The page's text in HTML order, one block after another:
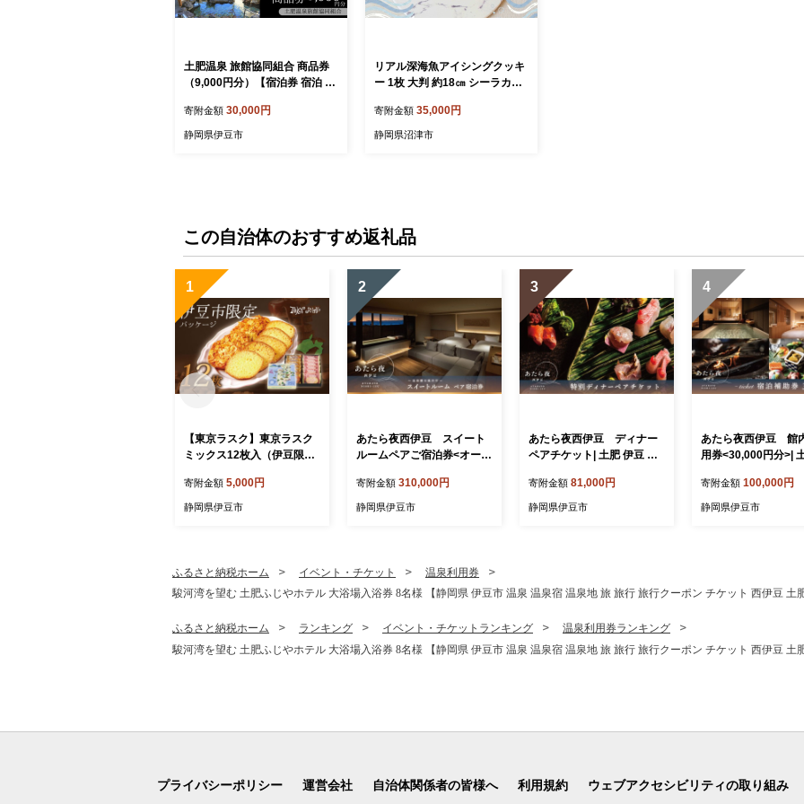
土肥温泉 旅館協同組合 商品券
（9,000円分）【宿泊券 宿泊 温
食事券 協同組合 静岡県 伊豆
市 静岡 伊豆 共通 旅館協同組
類 魚介 海鮮】B-055
寄附金額 30,000円
静岡県伊豆市
リアル深海魚アイシングクッキ
ー 1枚 大判 約18㎝ シーラカン
子 贈り物 深海魚 スイーツ 沼津
静岡
寄附金額 35,000円
静岡県沼津市
この自治体のおすすめ返礼品
1
【東京ラスク】東京ラスク
ミックス12枚入（伊豆限定
ュガー バターの風味 濃厚
伊豆市 工場直送 【 東京ラ
ト プレゼント 贈り物 おす
口コミ 食べ方 ネット 箱 ホ
ニュー 催事 】
寄附金額 5,000円
静岡県伊豆市
2
あたら夜西伊豆 スイート
ルームペアご宿泊券<オール
伊豆 静岡 チケット 補助券
ふるさと納税 あたら夜 西伊
1
寄附金額 310,000円
静岡県伊豆市
3
あたら夜西伊豆 ディナー
ペアチケット| 土肥 伊豆 静
あたら夜 西伊豆 贅沢 ディ
ナー ライブキッチン 地産地
寄附金額 81,000円
静岡県伊豆市
4
あたら夜西伊豆 館
用券<30,000円分>|
るさと納税 あたら夜
贅沢 温泉 露天風呂
寄附金額 100,000円
静岡県伊豆市
ふるさと納税ホーム イベント・チケット
温泉利用券
駿河湾を望む 土肥ふじやホテル 大浴場入浴券 8名様 【静岡県 伊豆市 温泉 温泉宿 温泉地 旅 旅行 旅行クーポン チケット 西伊豆
ふるさと納税ホーム ランキング イベント・チケットランキング
温泉利用券ランキング
駿河湾を望む 土肥ふじやホテル 大浴場入浴券 8名様 【静岡県 伊豆市 温泉 温泉宿 温泉地 旅 旅行 旅行クーポン チケット 西伊豆
プライバシーポリシー 運営会社 自治体関係者の皆様へ 利用規約 ウェブアクセシビリティの取り組み